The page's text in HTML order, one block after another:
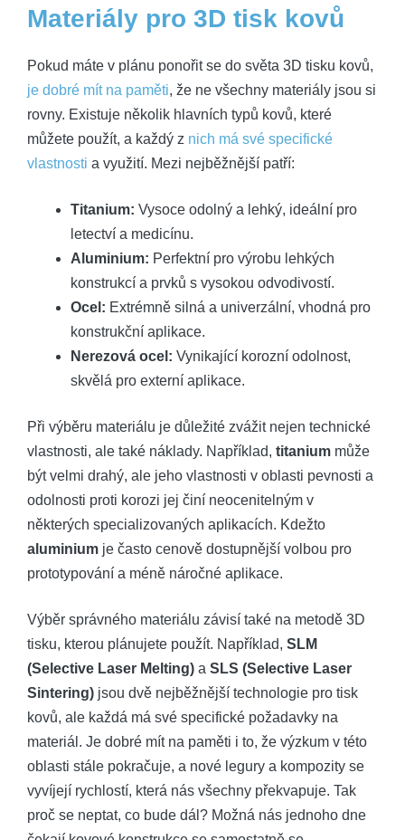
Materiály pro 3D tisk kovů
Pokud máte v plánu ponořit se do světa 3D tisku kovů,
je dobré mít na paměti, že ne všechny materiály jsou si
rovny. Existuje několik hlavních typů kovů, které
můžete použít, a každý z nich má své specifické
vlastnosti a využití. Mezi nejběžnější patří:
Titanium: Vysoce odolný a lehký, ideální pro
letectví a medicínu.
Aluminium: Perfektní pro výrobu lehkých
konstrukcí a prvků s vysokou odvodivostí.
Ocel: Extrémně silná a univerzální, vhodná pro
konstrukční aplikace.
Nerezová ocel: Vynikající korozní odolnost,
skvělá pro externí aplikace.
Při výběru materiálu je důležité zvážit nejen technické
vlastnosti, ale také náklady. Například, titanium může
být velmi drahý, ale jeho vlastnosti v oblasti pevnosti a
odolnosti proti korozi jej činí neocenitelným v
některých specializovaných aplikacích. Kdežto
aluminium je často cenově dostupnější volbou pro
prototypování a méně náročné aplikace.
Výběr správného materiálu závisí také na metodě 3D
tisku, kterou plánujete použít. Například, SLM
(Selective Laser Melting) a SLS (Selective Laser
Sintering) jsou dvě nejběžnější technologie pro tisk
kovů, ale každá má své specifické požadavky na
materiál. Je dobré mít na paměti i to, že výzkum v této
oblasti stále pokračuje, a nové legury a kompozity se
vyvíjejí rychlostí, která nás všechny překvapuje. Tak
proč se neptat, co bude dál? Možná nás jednoho dne